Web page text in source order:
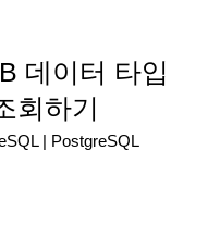
데이터 타입
회하기
| PostgreSQL